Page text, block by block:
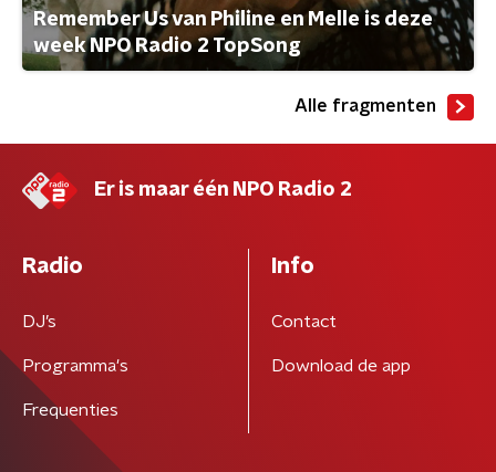
Remember Us van Philine en Melle is deze
week NPO Radio 2 TopSong
Alle fragmenten
Er is maar één NPO Radio 2
Radio
DJ’s
Programma's
Frequenties
Info
Contact
Download de app